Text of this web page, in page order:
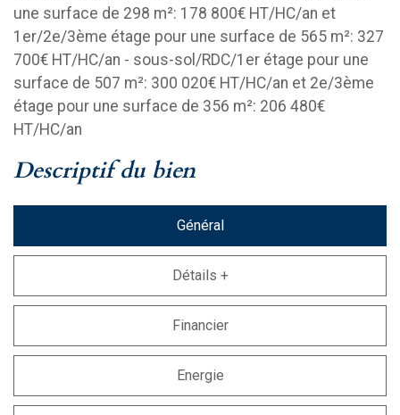
une surface de 298 m²: 178 800€ HT/HC/an et
1er/2e/3ème étage pour une surface de 565 m²: 327
700€ HT/HC/an - sous-sol/RDC/1er étage pour une
surface de 507 m²: 300 020€ HT/HC/an et 2e/3ème
étage pour une surface de 356 m²: 206 480€
HT/HC/an
descriptif du bien
Général
Détails +
Financier
Energie